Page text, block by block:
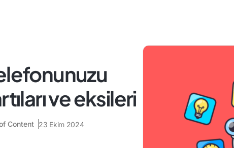
ve eksileri
Content 23 Ekim 2024